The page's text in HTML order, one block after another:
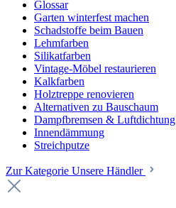
Glossar
Garten winterfest machen
Schadstoffe beim Bauen
Lehmfarben
Silikatfarben
Vintage-Möbel restaurieren
Kalkfarben
Holztreppe renovieren
Alternativen zu Bauschaum
Dampfbremsen & Luftdichtung
Innendämmung
Streichputze
Zur Kategorie Unsere Händler